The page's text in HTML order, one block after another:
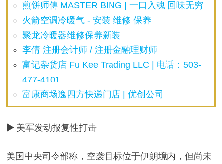
煎饼师傅 MASTER BING | 一口入魂 回味无穷
火箭空调冷暖气 - 安装 维修 保养
聚龙冷暖器维修保养新装
李倩 注册会计师 / 注册金融理财师
富记杂货店 Fu Kee Trading LLC | 电话：503-
477-4101
富康商场逸四方快递门店 | 优创公司
▶ 美军发动报复性打击
美国中央司令部称，空袭目标位于伊朗境内，但尚未